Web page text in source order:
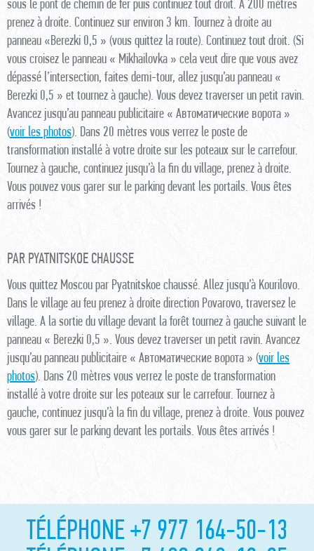
sous le pont de chemin de fer puis continuez tout droit. A 200 mètres
prenez à droite. Continuez sur environ 3 km. Tournez à droite au
panneau «Berezki 0,5 » (vous quittez la route). Continuez tout droit. (Si
vous croisez le panneau « Mikhailovka » cela veut dire que vous avez
dépassé l’intersection, faites demi-tour, allez jusqu’au panneau «
Berezki 0,5 » et tournez à gauche). Vous devez traverser un petit ravin.
Avancez jusqu’au panneau publicitaire « Автоматические ворота »
(voir les photos). Dans 20 mètres vous verrez le poste de
transformation installé à votre droite sur les poteaux sur le carrefour.
Tournez à gauche, continuez jusqu’à la fin du village, prenez à droite.
Vous pouvez vous garer sur le parking devant les portails. Vous êtes
arrivés !
PAR PYATNITSKOE CHAUSSE
Vous quittez Moscou par Pyatnitskoe chaussé. Allez jusqu’à Kourilovo.
Dans le village au feu prenez à droite direction Povarovo, traversez le
village. A la sortie du village devant la forêt tournez à gauche suivant le
panneau « Berezki 0,5 ». Vous devez traverser un petit ravin. Avancez
jusqu’au panneau publicitaire « Автоматические ворота » (voir les
photos). Dans 20 mètres vous verrez le poste de transformation
installé à votre droite sur les poteaux sur le carrefour. Tournez à
gauche, continuez jusqu’à la fin du village, prenez à droite. Vous pouvez
vous garer sur le parking devant les portails. Vous êtes arrivés !
TÉLÉPHONE +7 977 164-50-13